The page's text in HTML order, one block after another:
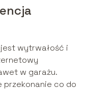
wytrwałość i
w garażu.
przekonanie co do